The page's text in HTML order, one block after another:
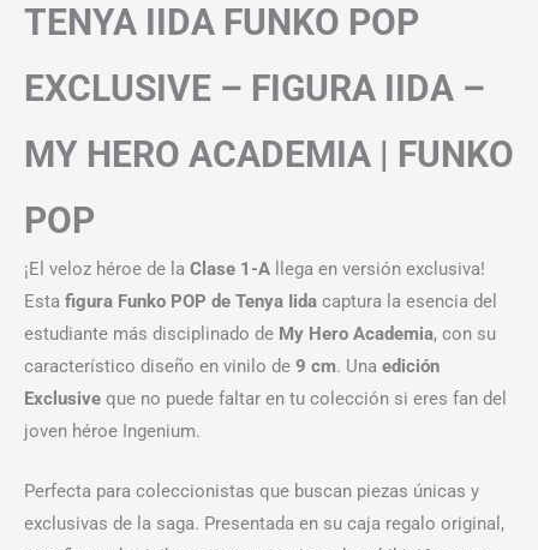
TENYA IIDA FUNKO POP
EXCLUSIVE – FIGURA IIDA –
MY HERO ACADEMIA | FUNKO
POP
¡El veloz héroe de la Clase 1-A llega en versión exclusiva!
Esta figura Funko POP de Tenya Iida captura la esencia del
estudiante más disciplinado de My Hero Academia, con su
característico diseño en vinilo de 9 cm. Una edición
Exclusive que no puede faltar en tu colección si eres fan del
joven héroe Ingenium.
Perfecta para coleccionistas que buscan piezas únicas y
exclusivas de la saga. Presentada en su caja regalo original,